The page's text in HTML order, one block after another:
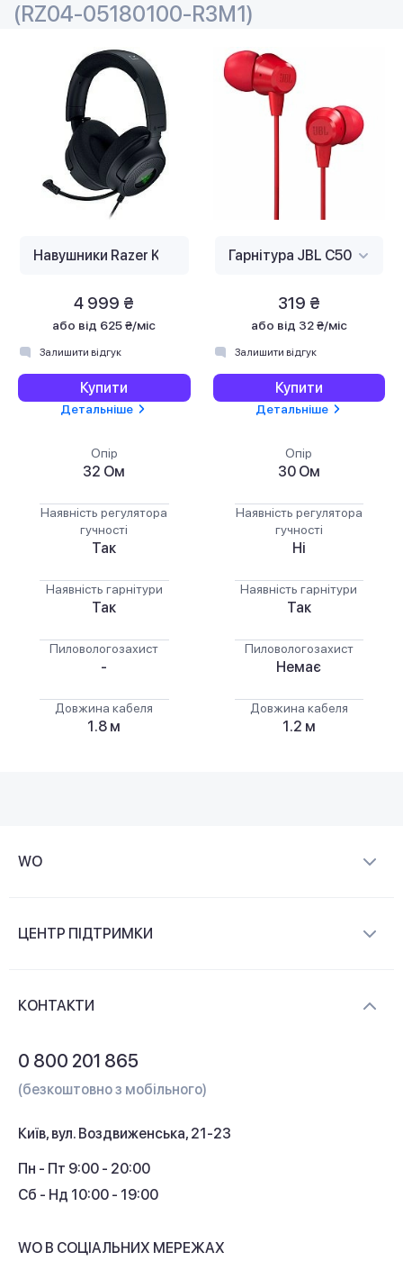
(RZ04-05180100-R3M1)
4 999 ₴
або від 625 ₴/міс
Залишити відгук
Купити
Детальніше
Опір
32 Ом
Наявність регулятора
гучності
Так
Наявність гарнітури
Так
Пиловологозахист
-
Довжина кабеля
1.8 м
319 ₴
або від 32 ₴/міс
Залишити відгук
Купити
Детальніше
Опір
30 Ом
Наявність регулятора
гучності
Ні
Наявність гарнітури
Так
Пиловологозахист
Немає
Довжина кабеля
1.2 м
WO
Контакти
ЦЕНТР ПІДТРИМКИ
Кешбек
КОНТАКТИ
0 800 201 865
(безкоштовно з мобільного)
Київ, вул. Воздвиженська, 21-23
Пн - Пт 9:00 - 20:00
Сб - Нд 10:00 - 19:00
WO В СОЦІАЛЬНИХ МЕРЕЖАХ